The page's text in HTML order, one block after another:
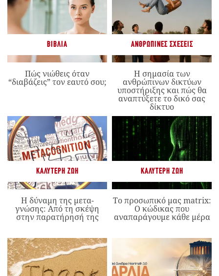
ΒΙΒΛΊΑ
Πώς νιώθεις όταν
“διαβάζεις” τον εαυτό σου;
ΑΝΘΡΏΠΙΝΕΣ ΣΧΈΣΕΙΣ
Η σημασία των
ανθρώπινων δικτύων
υποστήριξης και πώς θα
αναπτύξετε το δικό σας
δίκτυο
ΚΑΛΎΤΕΡΗ ΖΩΉ
Η δύναμη της μετα-
γνώσης: Από τη σκέψη
στην παρατήρησή της
ΚΑΛΎΤΕΡΗ ΖΩΉ
Το προσωπικό μας matrix:
Ο κώδικας που
αναπαράγουμε κάθε μέρα